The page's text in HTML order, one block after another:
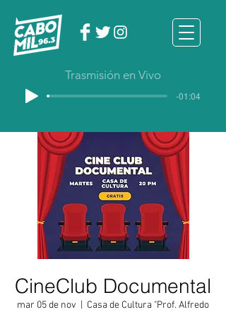
Trasmisión en Vivo
-01:04
CineClub Documental
mar 05 de nov
Casa de Cultura "Prof. Alfredo